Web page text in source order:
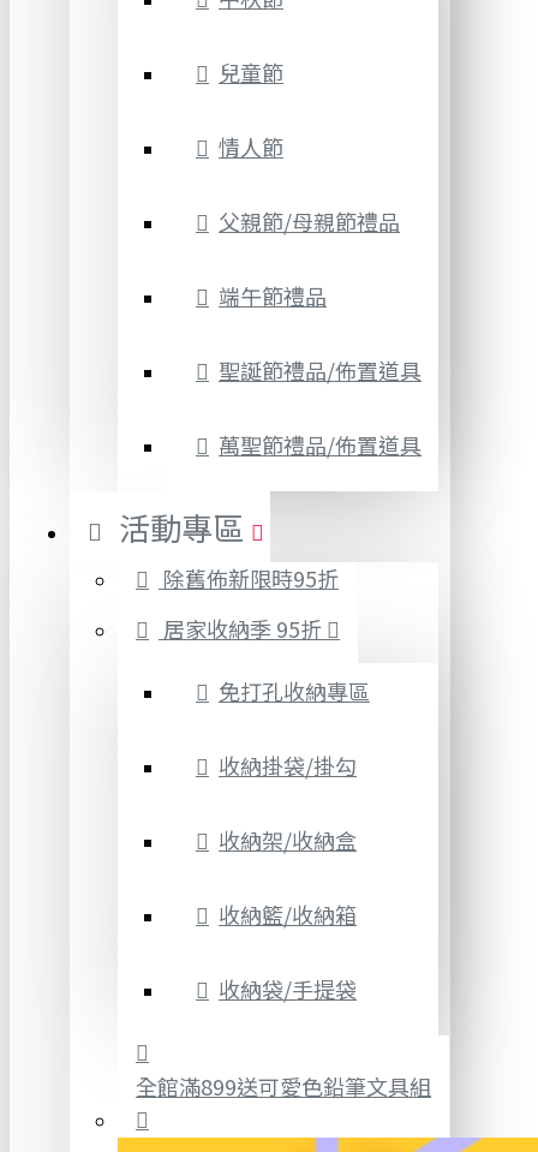
兒童節
情人節
父親節/母親節禮品
端午節禮品
聖誕節禮品/佈置道具
萬聖節禮品/佈置道具
活動專區
除舊佈新限時95折
居家收納季 95折
免打孔收納專區
收納掛袋/掛勾
收納架/收納盒
收納籃/收納箱
收納袋/手提袋
全館滿899送可愛色鉛筆文具組